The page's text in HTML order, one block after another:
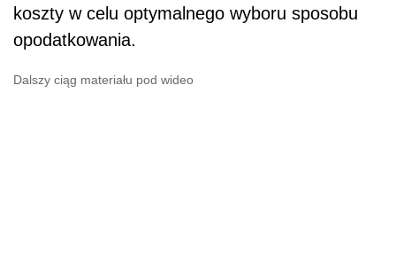
koszty w celu optymalnego wyboru sposobu
opodatkowania.
Dalszy ciąg materiału pod wideo